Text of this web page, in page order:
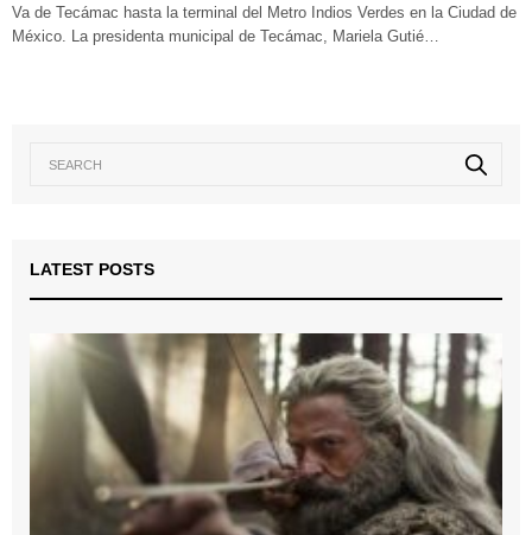
Va de Tecámac hasta la terminal del Metro Indios Verdes en la Ciudad de
México. La presidenta municipal de Tecámac, Mariela Gutié…
LATEST POSTS